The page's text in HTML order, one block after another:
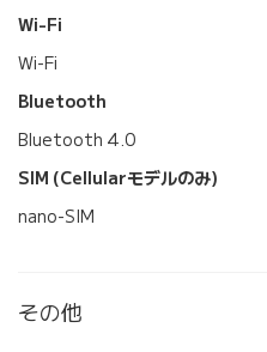
Wi-Fi
Wi-Fi
Bluetooth
Bluetooth 4.0
SIM (Cellularモデルのみ)
nano-SIM
その他